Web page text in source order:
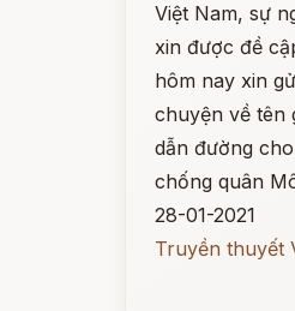
Việt Nam, sự
xin được đề
hôm nay xin
chuyện về tên
dẫn đường
chống quân
28-01-2021
Truyền thuyết